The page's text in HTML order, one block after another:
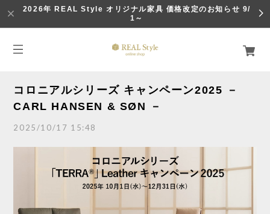
2026年 REAL Style オリジナル家具 価格改定のお知らせ 9/
1～
コロニアルシリーズ キャンペーン2025 －
CARL HANSEN & SØN －
2025/10/17 15:48